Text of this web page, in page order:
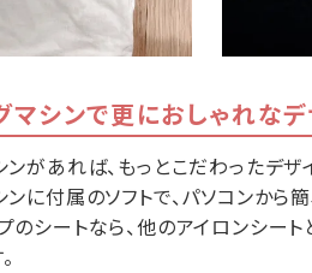
マシンで更におしゃれな
ンがあれば、もっとこだわったデザ
ンに付属のソフトで、パソコンか
のシートなら、他のアイロンシー